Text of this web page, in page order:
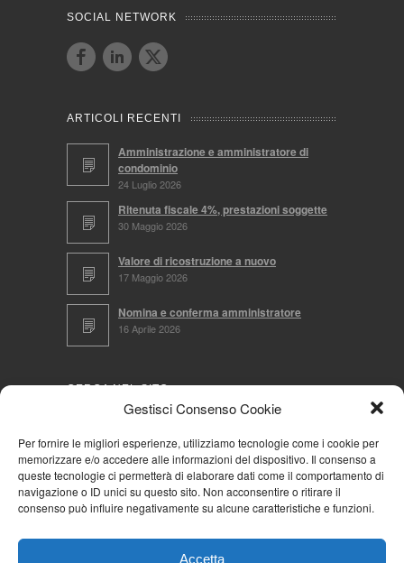
Gestisci Consenso Cookie
Per fornire le migliori esperienze, utilizziamo tecnologie come i cookie per
memorizzare e/o accedere alle informazioni del dispositivo. Il consenso a
queste tecnologie ci permetterà di elaborare dati come il comportamento di
navigazione o ID unici su questo sito. Non acconsentire o ritirare il
consenso può influire negativamente su alcune caratteristiche e funzioni.
Accetta
SOCIAL NETWORK
ARTICOLI RECENTI
Amministrazione e amministratore di
condominio
24 Luglio 2026
Ritenuta fiscale 4%, prestazioni soggette
30 Maggio 2026
Valore di ricostruzione a nuovo
17 Maggio 2026
Nomina e conferma amministratore
16 Aprile 2026
CERCA NEL SITO
NAVIGA PER
Mappa completa
Cookie Policy (UE)